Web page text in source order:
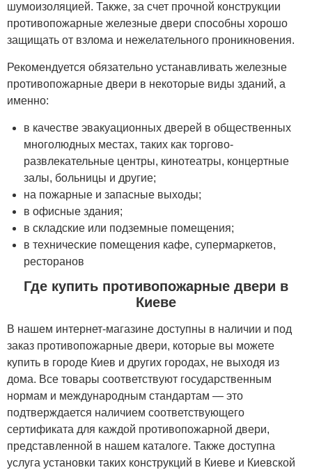
шумоизоляцией. Также, за счет прочной конструкции
противопожарные железные двери способны хорошо
защищать от взлома и нежелательного проникновения.
Рекомендуется обязательно устанавливать железные
противопожарные двери в некоторые виды зданий, а
именно:
в качестве эвакуационных дверей в общественных
многолюдных местах, таких как торгово-
развлекательные центры, кинотеатры, концертные
залы, больницы и другие;
на пожарные и запасные выходы;
в офисные здания;
в складские или подземные помещения;
в технические помещения кафе, супермаркетов,
ресторанов
Где купить противопожарные двери в
Киеве
В нашем интернет-магазине доступны в наличии и под
заказ противопожарные двери, которые вы можете
купить в городе Киев и других городах, не выходя из
дома. Все товары соответствуют государственным
нормам и международным стандартам — это
подтверждается наличием соответствующего
сертификата для каждой противопожарной двери,
представленной в нашем каталоге. Также доступна
услуга установки таких конструкций в Киеве и Киевской